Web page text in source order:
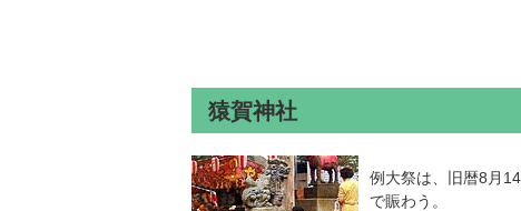
猿賀神社
例大祭は、旧暦8月
で賑わう。